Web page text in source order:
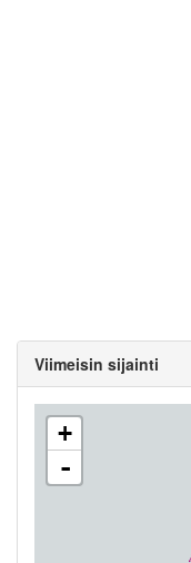
Viimeisin sijainti
+
-